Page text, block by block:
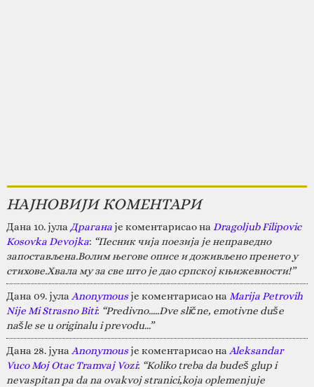
НАЈНОВИЈИ КОМЕНТАРИ
Дана 10. јула Драганаје коментарисао на Dragoljub Filipovic
Kosovka Devojka: “Песник чија поезија је неправедно
запостављена.Волим његове описе и доживљено пренето у
стихове.Хвала му за све што је дао српској књижевности!”
Дана 09. јула Anonymousје коментарисао на Marija Petrovih
Nije Mi Strasno Biti: “Predivno.....Dve slične, emotivne duše
našle se u originalu i prevodu...”
Дана 28. јуна Anonymousје коментарисао на Aleksandar
Vuco Moj Otac Tramvaj Vozi: “Koliko treba da budeš glup i
nevaspitan pa da na ovakvoj stranici,koja oplemenjuje